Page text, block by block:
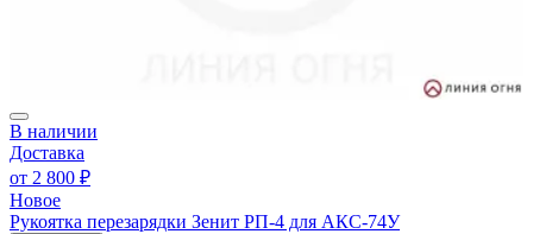
В наличии
Доставка
от 2 800 ₽
Новое
Рукоятка перезарядки Зенит РП-4 для АКС-74У